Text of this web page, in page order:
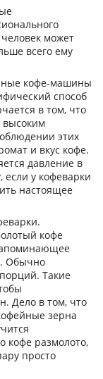
может
всего ему
кофе-машины
способ
в том, что
высоким
этих
и вкус кофе.
давление в
если у кофеварки
настоящее
кофе
Обычно
Такие
Дело в том, что
зерна
кофе размолото,
просто